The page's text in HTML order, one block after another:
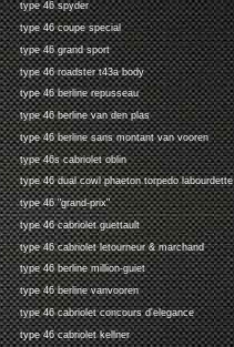
type 46 spyder
type 46 coupe special
type 46 grand sport
type 46 roadster t43a body
type 46 berline repusseau
type 46 berline van den plas
type 46 berline sans montant van vooren
type 46s cabriolet oblin
type 46 dual cowl phaeton torpedo labourdette
type 46 "grand-prix"
type 46 cabriolet guettault
type 46 cabriolet letourneur & marchand
type 46 berline million-guiet
type 46 berline vanvooren
type 46 cabriolet concours d'elegance
type 46 cabriolet kellner